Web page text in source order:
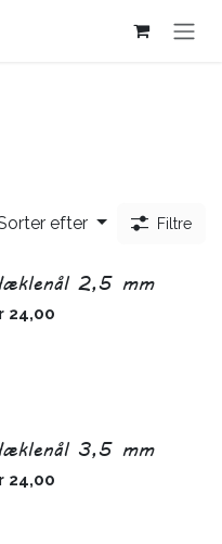
efter
Filtre
2,5 mm
24,00
3,5 mm
24,00